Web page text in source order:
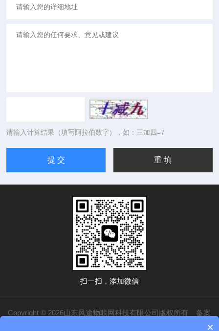
请输入计算结果（填写阿拉伯数字），如：三加四=7
扫一扫，添加微信
Copyright © 2026山东风途物联网科技有限公司版权所有 备案
×